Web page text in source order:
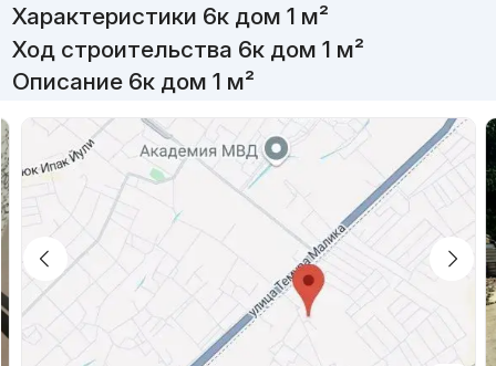
Характеристики 6к дом 1 м²
Ход строительства 6к дом 1 м²
Описание 6к дом 1 м²